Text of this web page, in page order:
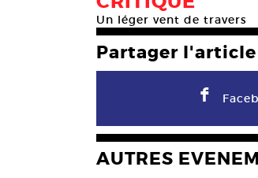
Un léger vent de travers
Partager l'article
F
AUTRES